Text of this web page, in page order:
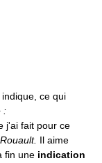
ce qui
:
j'ai fait pour ce
Rouault. Il aime
fin une indication